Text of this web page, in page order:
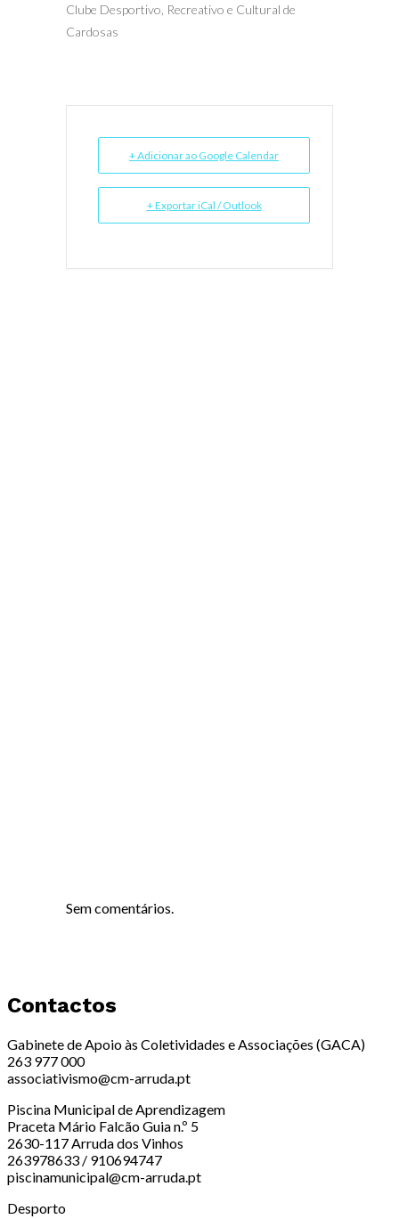
Clube Desportivo, Recreativo e Cultural de
Cardosas
+ Adicionar ao Google Calendar
+ Exportar iCal / Outlook
Sem comentários.
Contactos
Gabinete de Apoio às Coletividades e Associações (GACA)
263 977 000
associativismo@cm-arruda.pt
Piscina Municipal de Aprendizagem
Praceta Mário Falcão Guia n.º 5
2630-117 Arruda dos Vinhos
263978633 / 910694747
piscinamunicipal@cm-arruda.pt
Desporto